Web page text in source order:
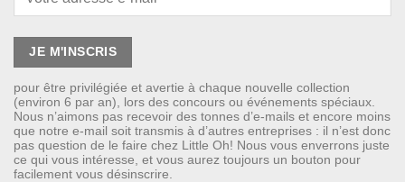
pour être privilégiée et avertie à chaque nouvelle collection
(environ 6 par an), lors des concours ou événements spéciaux.
Nous n’aimons pas recevoir des tonnes d’e-mails et encore moins
que notre e-mail soit transmis à d’autres entreprises : il n’est donc
pas question de le faire chez Little Oh! Nous vous enverrons juste
ce qui vous intéresse, et vous aurez toujours un bouton pour
facilement vous désinscrire.